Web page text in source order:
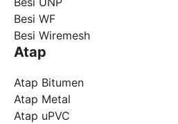
Besi WF
Besi Wiremesh
Atap
Atap Bitumen
Atap Metal
Atap uPVC